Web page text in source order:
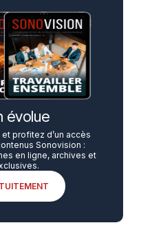
évolue
profitez d’un accès
Sonovision :
en ligne, archives et